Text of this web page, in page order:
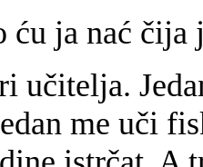
ću ja nać
učitelja.
me uči